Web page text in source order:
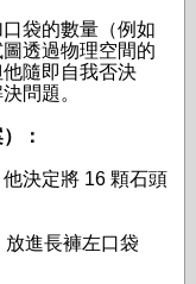
袋的數量（例如
透過物理空間的
隨即自我否決
問題。
：
決定將 16 顆石頭
進長褲左口袋